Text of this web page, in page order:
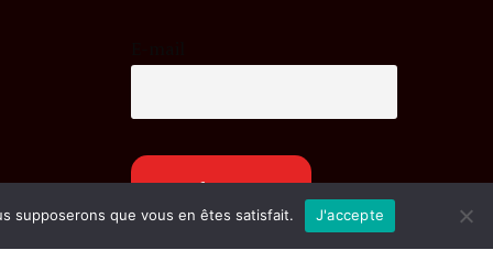
supposerons que vous en êtes satisfait. J'accepte